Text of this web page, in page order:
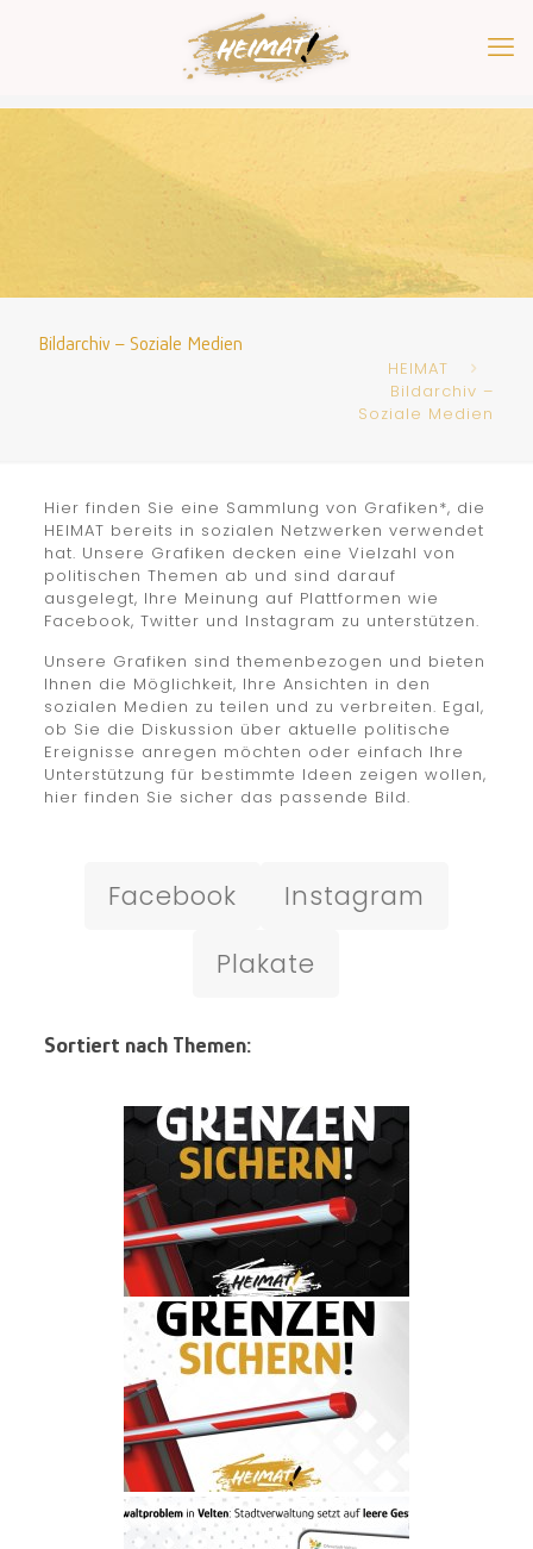
Bildarchiv – Soziale Medien
HEIMAT
Bildarchiv –
Soziale Medien
Hier finden Sie eine Sammlung von Grafiken*, die
HEIMAT bereits in sozialen Netzwerken verwendet
hat. Unsere Grafiken decken eine Vielzahl von
politischen Themen ab und sind darauf
ausgelegt, Ihre Meinung auf Plattformen wie
Facebook, Twitter und Instagram zu unterstützen.
Unsere Grafiken sind themenbezogen und bieten
Ihnen die Möglichkeit, Ihre Ansichten in den
sozialen Medien zu teilen und zu verbreiten. Egal,
ob Sie die Diskussion über aktuelle politische
Ereignisse anregen möchten oder einfach Ihre
Unterstützung für bestimmte Ideen zeigen wollen,
hier finden Sie sicher das passende Bild.
Facebook
Instagram
Plakate
Sortiert nach Themen: